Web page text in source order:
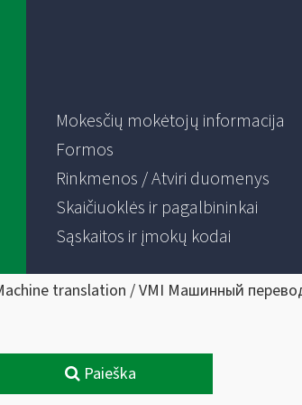
Mokesčių mokėtojų informacija
Formos
Rinkmenos / Atviri duomenys
Skaičiuoklės ir pagalbininkai
Sąskaitos ir įmokų kodai
translation / VMI Машинный
Paieška